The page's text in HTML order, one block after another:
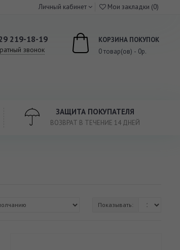
Личный кабинет Мои закладки (0)
219-18-19
звонок
КОРЗИНА ПОКУПОК
0 товар(ов) - 0р.
ЗАЩИТА ПОКУПАТЕЛЯ
ВОЗВРАТ В ТЕЧЕНИЕ 14 ДНЕЙ
Показывать: